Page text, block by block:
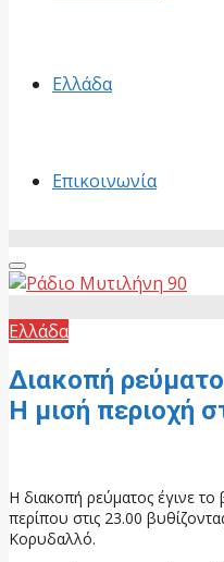
Ελλάδα
Επικοινωνία
Primary
Menu
Ελλάδα
Διακοπή
Η μισή περιοχή
Η διακοπή ρεύματος έγινε
περίπου στις 23.00
Κορυδαλλό.